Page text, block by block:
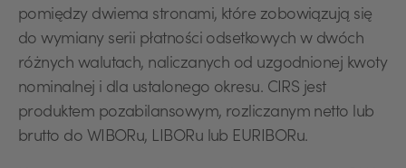
pomiędzy dwiema stronami, które zobowiązują się
do wymiany serii płatności odsetkowych w dwóch
różnych walutach, naliczanych od uzgodnionej kwoty
nominalnej i dla ustalonego okresu. CIRS jest
produktem pozabilansowym, rozliczanym netto lub
brutto do WIBORu, LIBORu lub EURIBORu.